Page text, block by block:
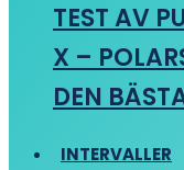
TEST AV
X –
DEN
INTERVALLER